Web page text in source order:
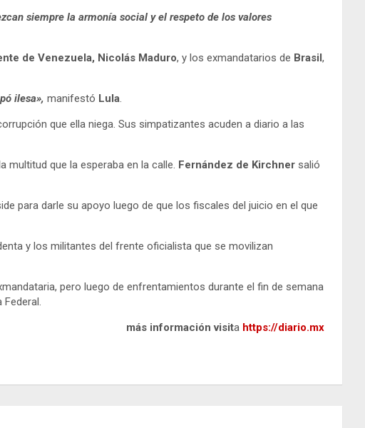
siempre la armonía social y el respeto de los valores
de Venezuela, Nicolás Maduro, y los exmandatarios de Brasil,
ilesa», manifestó Lula.
que ella niega. Sus simpatizantes acuden a diario a las
multitud que la esperaba en la calle. Fernández de Kirchner salió
para darle su apoyo luego de que los fiscales del juicio en el que
y los militantes del frente oficialista que se movilizan
pero luego de enfrentamientos durante el fin de semana
más información visita https://diario.mx